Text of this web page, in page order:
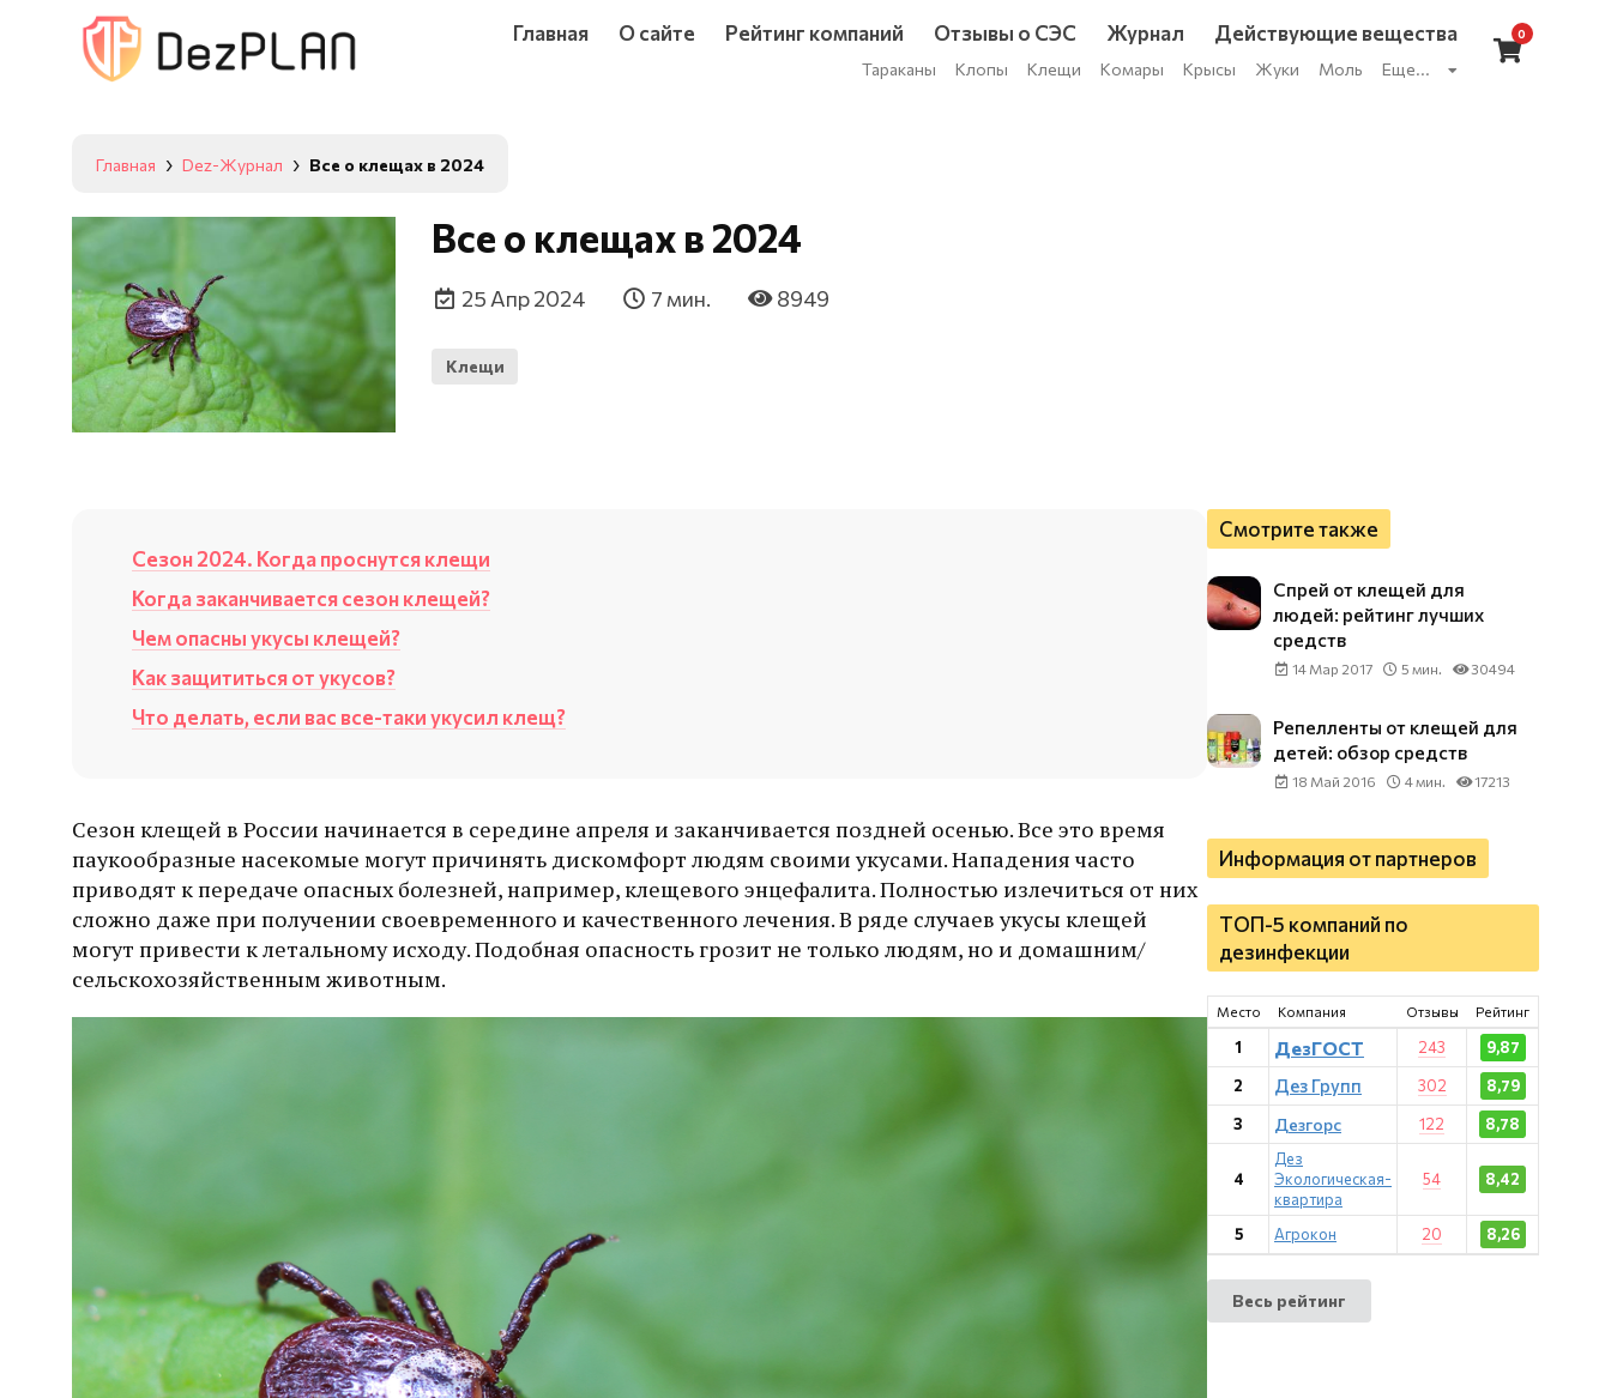
Главная О сайте Рейтинг компаний Отзывы о СЭС Журнал Действующие вещества
Тараканы Клопы Клещи Комары Крысы Жуки Моль Еще...
0
Главная Dez-Журнал Все о клещах в 2024
Все о клещах в 2024
25 Апр 2024 7 мин. 8949
Клещи
Сезон 2024. Когда проснутся клещи
Когда заканчивается сезон клещей?
Чем опасны укусы клещей?
Как защититься от укусов?
Что делать, если вас все-таки укусил клещ?
Сезон клещей в России начинается в середине апреля и заканчивается поздней осенью. Все это время
паукообразные насекомые могут причинять дискомфорт людям своими укусами. Нападения часто
приводят к передаче опасных болезней, например, клещевого энцефалита. Полностью излечиться от них
сложно даже при получении своевременного и качественного лечения. В ряде случаев укусы клещей
могут привести к летальному исходу. Подобная опасность грозит не только людям, но и домашним/
сельскохозяйственным животным.
ТОП-5 компаний по
дезинфекции
Место Компания Отзывы Рейтинг
1 ДезГОСТ 243
9,87
2
Дез Групп 302
8,79
3
Дезгорс 122 8,78
4
Дез
Экологическая-
квартира
54 8,42
5 Агрокон 20 8,26
Весь рейтинг
Смотрите также
Спрей от клещей для
людей: рейтинг лучших
средств
14 Мар 2017 5 мин. 30494
Репелленты от клещей для
детей: обзор средств
18 Май 2016 4 мин. 17213
Информация от партнеров